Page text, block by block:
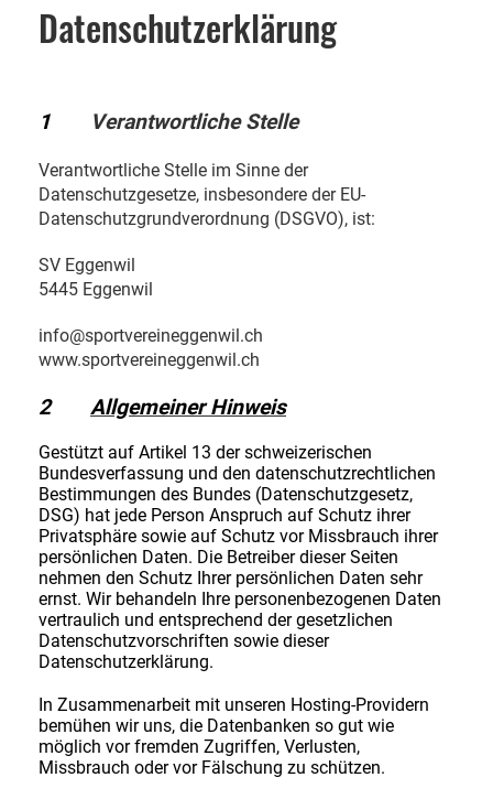
Datenschutzerklärung
1 Verantwortliche Stelle
Verantwortliche Stelle im Sinne der
Datenschutzgesetze, insbesondere der EU-
Datenschutzgrundverordnung (DSGVO), ist:
SV Eggenwil
5445 Eggenwil
info@sportvereineggenwil.ch
www.sportvereineggenwil.ch
2 Allgemeiner Hinweis
Gestützt auf Artikel 13 der schweizerischen
Bundesverfassung und den datenschutzrechtlichen
Bestimmungen des Bundes (Datenschutzgesetz,
DSG) hat jede Person Anspruch auf Schutz ihrer
Privatsphäre sowie auf Schutz vor Missbrauch ihrer
persönlichen Daten. Die Betreiber dieser Seiten
nehmen den Schutz Ihrer persönlichen Daten sehr
ernst. Wir behandeln Ihre personenbezogenen Daten
vertraulich und entsprechend der gesetzlichen
Datenschutzvorschriften sowie dieser
Datenschutzerklärung.
In Zusammenarbeit mit unseren Hosting-Providern
bemühen wir uns, die Datenbanken so gut wie
möglich vor fremden Zugriffen, Verlusten,
Missbrauch oder vor Fälschung zu schützen.